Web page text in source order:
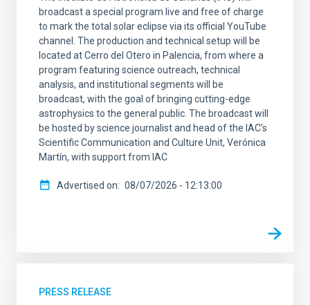
broadcast a special program live and free of charge
to mark the total solar eclipse via its official YouTube
channel. The production and technical setup will be
located at Cerro del Otero in Palencia, from where a
program featuring science outreach, technical
analysis, and institutional segments will be
broadcast, with the goal of bringing cutting-edge
astrophysics to the general public. The broadcast will
be hosted by science journalist and head of the IAC’s
Scientific Communication and Culture Unit, Verónica
Martín, with support from IAC
Advertised on 08/07/2026 - 12:13:00
PRESS RELEASE